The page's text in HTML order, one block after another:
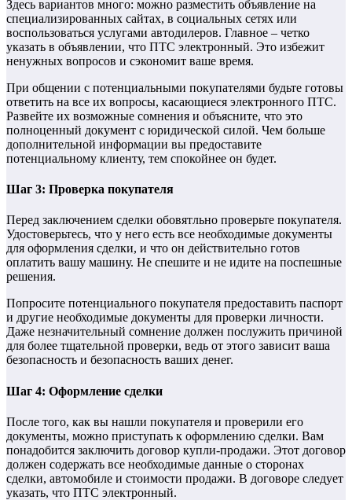
Здесь вариантов много: можно разместить объявление на
специализированных сайтах, в социальных сетях или
воспользоваться услугами автодилеров. Главное – четко
указать в объявлении, что ПТС электронный. Это избежит
ненужных вопросов и сэкономит ваше время.
При общении с потенциальными покупателями будьте готовы
ответить на все их вопросы, касающиеся электронного ПТС.
Развейте их возможные сомнения и объясните, что это
полноценный документ с юридической силой. Чем больше
дополнительной информации вы предоставите
потенциальному клиенту, тем спокойнее он будет.
Шаг 3: Проверка покупателя
Перед заключением сделки обовятльно проверьте покупателя.
Удостоверьтесь, что у него есть все необходимые документы
для оформления сделки, и что он действительно готов
оплатить вашу машину. Не спешите и не идите на поспешные
решения.
Попросите потенциального покупателя предоставить паспорт
и другие необходимые документы для проверки личности.
Даже незначительный сомнение должен послужить причиной
для более тщательной проверки, ведь от этого зависит ваша
безопасность и безопасность ваших денег.
Шаг 4: Оформление сделки
После того, как вы нашли покупателя и проверили его
документы, можно приступать к оформлению сделки. Вам
понадобится заключить договор купли-продажи. Этот договор
должен содержать все необходимые данные о сторонах
сделки, автомобиле и стоимости продажи. В договоре следует
указать, что ПТС электронный.